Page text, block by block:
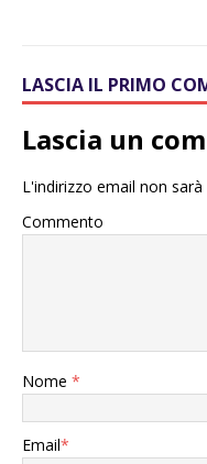
LASCIA IL PRIMO
Lascia un
L'indirizzo email non sarà
Commento
Nome *
Email*